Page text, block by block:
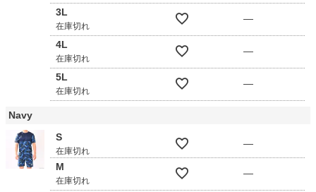
3L
在庫切れ
—
4L
在庫切れ
—
5L
在庫切れ
—
Navy
S
在庫切れ
—
M
在庫切れ
—